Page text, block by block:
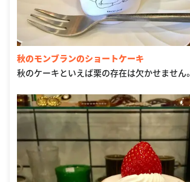
秋のモンブランのショートケーキ
秋のケーキといえば栗の存在は欠かせません。